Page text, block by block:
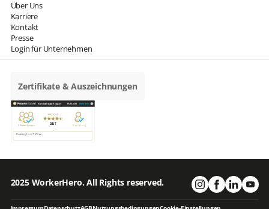
Über Uns
Karriere
Kontakt
Presse
Login für Unternehmen
Zertifikate & Auszeichnungen
2025 WorkerHero. All Rights reserved.